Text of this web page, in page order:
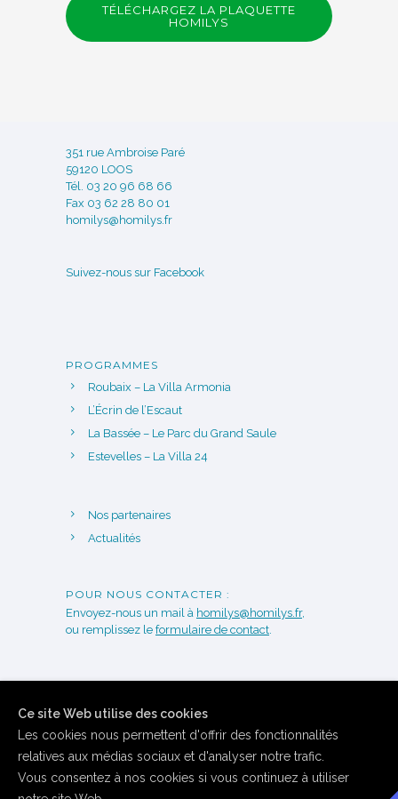
TÉLÉCHARGEZ LA PLAQUETTE
HOMILYS
351 rue Ambroise Paré
59120 LOOS
Tél. 03 20 96 68 66
Fax 03 62 28 80 01
homilys@homilys.fr
Suivez-nous sur Facebook
PROGRAMMES
Roubaix – La Villa Armonia
L’Écrin de l’Escaut
La Bassée – Le Parc du Grand Saule
Estevelles – La Villa 24
Nos partenaires
Actualités
POUR NOUS CONTACTER :
Envoyez-nous un mail à homilys@homilys.fr,
ou remplissez le formulaire de contact.
Ce site Web utilise des cookies
Les cookies nous permettent d'offrir des fonctionnalités
relatives aux médias sociaux et d'analyser notre trafic.
Vous consentez à nos cookies si vous continuez à utiliser